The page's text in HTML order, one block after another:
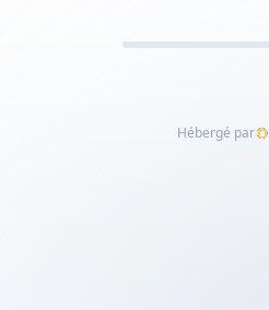
Hébergé par